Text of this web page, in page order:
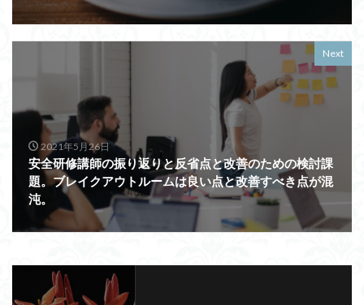
Next
2021年5月26日
安全研修講師の振り返りと反省点と改善のための検討課
題。ブレイクアウトルームは良い点と改善すべき点が混
沌。